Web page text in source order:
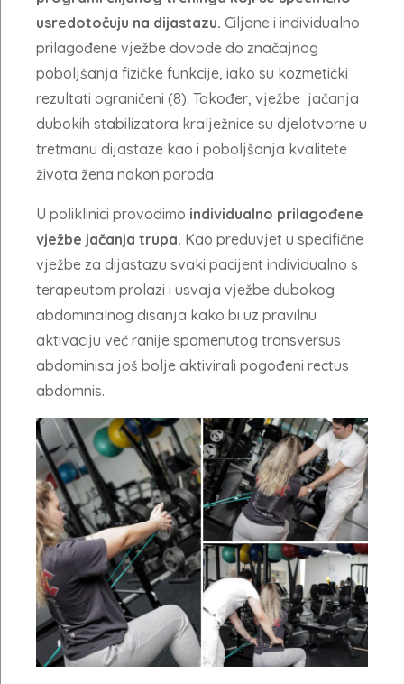
usredotočuju na dijastazu. Ciljane i individualno
prilagođene vježbe dovode do značajnog
poboljšanja fizičke funkcije, iako su kozmetički
rezultati ograničeni (8). Također, vježbe jačanja
dubokih stabilizatora kralježnice su djelotvorne u
tretmanu dijastaze kao i poboljšanja kvalitete
života žena nakon poroda
U poliklinici provodimo individualno prilagođene
vježbe jačanja trupa. Kao preduvjet u specifične
vježbe za dijastazu svaki pacijent individualno s
terapeutom prolazi i usvaja vježbe dubokog
abdominalnog disanja kako bi uz pravilnu
aktivaciju već ranije spomenutog transversus
abdominisa još bolje aktivirali pogođeni rectus
abdomnis.